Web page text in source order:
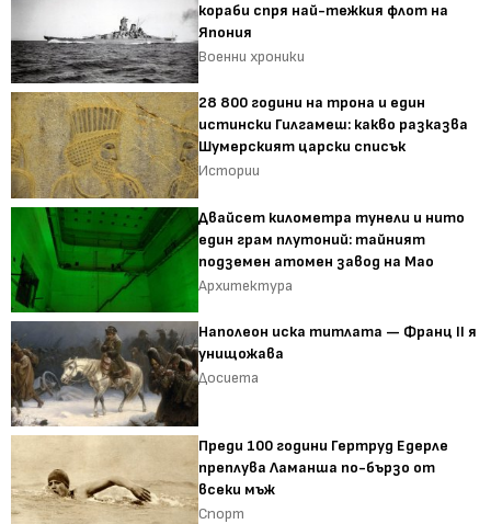
кораби спря най-тежкия флот на
Япония
Военни хроники
28 800 години на трона и един
истински Гилгамеш: какво разказва
Шумерският царски списък
Истории
Двайсет километра тунели и нито
един грам плутоний: тайният
подземен атомен завод на Мао
Архитектура
Наполеон иска титлата — Франц II я
унищожава
Досиета
Преди 100 години Гертруд Едерле
преплува Ламанша по-бързо от
всеки мъж
Спорт